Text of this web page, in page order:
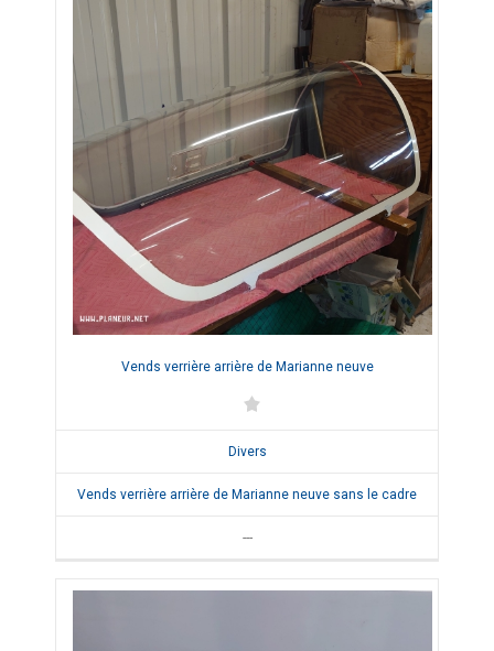
Vends verrière arrière de Marianne neuve
Divers
Vends verrière arrière de Marianne neuve sans le cadre
---